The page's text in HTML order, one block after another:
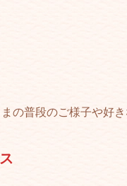
の普段のご様子や好